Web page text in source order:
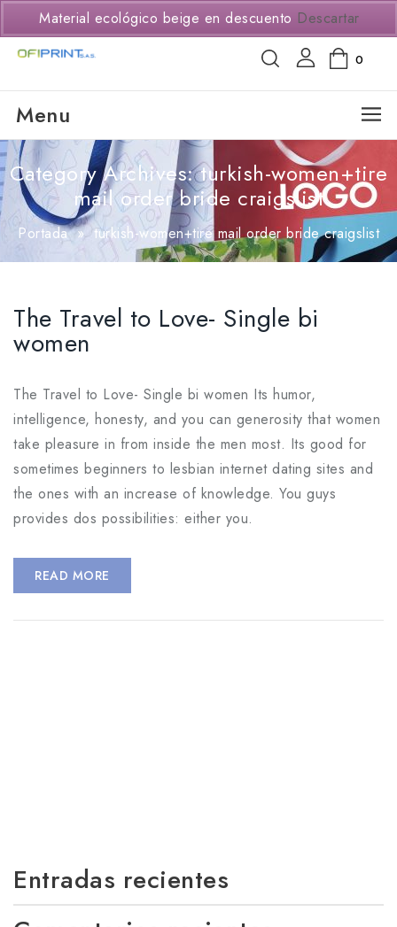
(+57) 3114294650
0
Menu
Category Archives: turkish-women+tire
mail order bride craigslist
Portada » turkish-women+tire mail order bride craigslist
The Travel to Love- Single bi
women
The Travel to Love- Single bi women Its humor,
intelligence, honesty, and you can generosity that women
take pleasure in from inside the men most. Its good for
sometimes beginners to lesbian internet dating sites and
the ones with an increase of knowledge. You guys
provides dos possibilities: either you.
READ MORE
Entradas recientes
Material ecológico beige en descuento Descartar